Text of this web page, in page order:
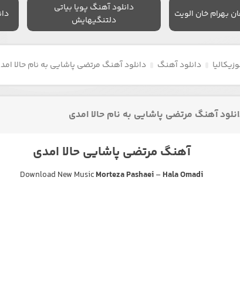
بهرام خان الویت
دانلود آهنگ پویا بیاتی
دلتنگیهایش
دانلود آهنگ دانلود آهنگ مرتضی پاشایی به نام حالا
آهنگ مرتضی پاشایی به نام حالا امدی
آهنگ مرتضی پاشایی حالا امدی
Download New MusicMorteza Pashaei– Hala Omadi